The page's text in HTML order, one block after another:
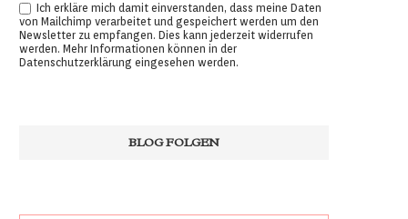
Ich erkläre mich damit einverstanden, dass meine Daten
von Mailchimp verarbeitet und gespeichert werden um den
Newsletter zu empfangen. Dies kann jederzeit widerrufen
werden. Mehr Informationen können in der
Datenschutzerklärung eingesehen werden.